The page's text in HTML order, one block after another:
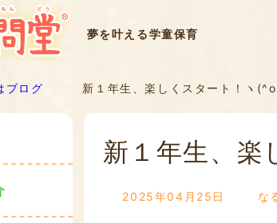
夢を叶える学童保育
ブログ 新１年生、楽しくスタート！ヽ
新１年生、
2025年04月25日 な